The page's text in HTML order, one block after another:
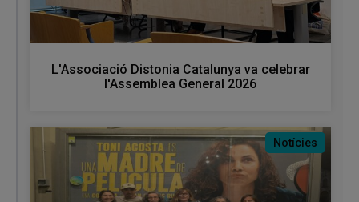
L'Associació Distonia Catalunya va celebrar
l'Assemblea General 2026
Notícies